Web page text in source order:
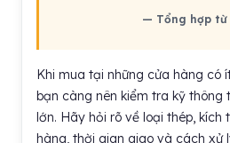
— Tổng hợp
Khi mua tại những cửa hàng có
bạn càng nên kiểm tra kỹ thông
lớn. Hãy hỏi rõ về loại thép,
hàng, thời gian giao và cách xử